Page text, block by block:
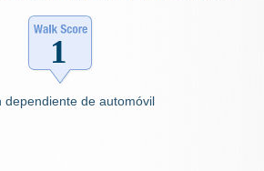
dependiente de automóvil